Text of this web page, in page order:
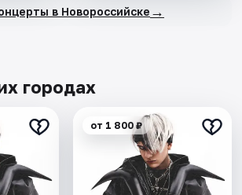
в Новороссийске →
городах
от 1 800 ₽